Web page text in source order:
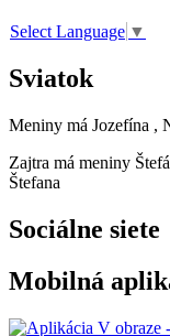
Select Language ▼
Sviatok
Meniny má Jozefína ,
Zajtra má meniny
Štefana
Sociálne siete
Mobilná